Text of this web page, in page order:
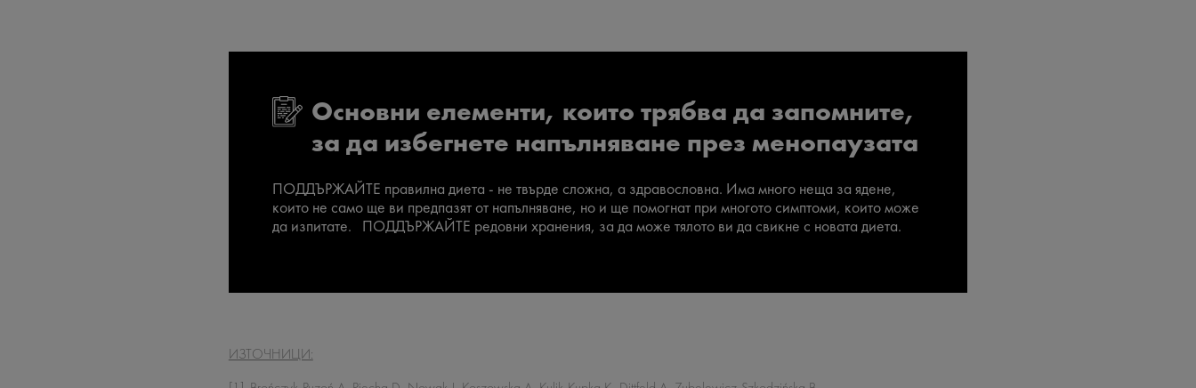
Основни елементи, които трябва да запомните,
за да избегнете напълняване през менопаузата
ПОДДЪРЖАЙТЕ правилна диета - не твърде сложна, а здравословна. Има много неща за ядене,
които не само ще ви предпазят от напълняване, но и ще помогнат при многото симптоми, които може
да изпитате. ПОДДЪРЖАЙТЕ редовни хранения, за да може тялото ви да свикне с новата диета.
ИЗТОЧНИЦИ: